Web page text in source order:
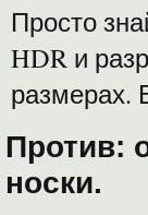
Просто
HDR и
размерах.
Против:
носки.